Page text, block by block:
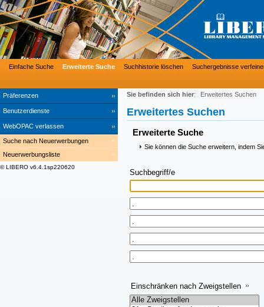
Präferenzen
Benutzerdienste
WebOPAC verlassen
Einfache Suche Erweiterte Suche Suchhistorie löschen Suchergebnisse
Suche nach Neuerwerbungen
Neuerwerbungsliste
© LIBERO v6.4.1sp220620
Sie befinden sich hier: Erweitertes Suchen
Erweitertes Suchen
Erweiterte Suche
Sie können die Suche erweitern, indem
Suchbegriff/e
Einschränken nach Zweigstellen